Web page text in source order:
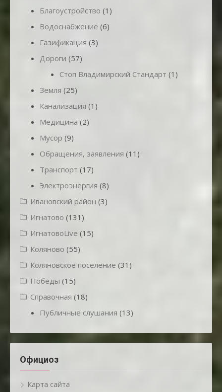
Благоустройство (1)
Водоснабжение (6)
Газификация (3)
Дороги (57)
Стоп Владимирский Стандарт (1)
Земля (25)
Канализация (1)
Медицина (2)
Мусор (9)
Обращения, заявления (11)
Транспорт (17)
Электроэнергия (8)
Ивановский район (3)
Игнатово (131)
ИгнатовоLive (15)
Коляново (55)
Коляновское поселение (31)
Победы (15)
Справочная (18)
Публичные слушания (13)
Официоз
Карта сайта